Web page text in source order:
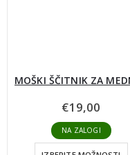
€19,00
NA ZALOGI